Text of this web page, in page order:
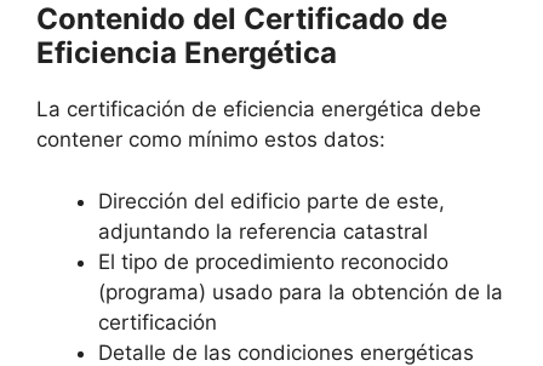
Contenido del Certificado de
Eficiencia Energética
La certificación de eficiencia energética debe
contener como mínimo estos datos:
Dirección del edificio parte de este,
adjuntando la referencia catastral
El tipo de procedimiento reconocido
(programa) usado para la obtención de la
certificación
Detalle de las condiciones energéticas